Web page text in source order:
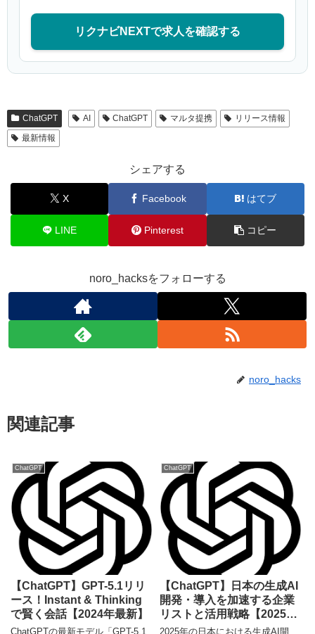
リクナビNEXTで求人を確認する
ChatGPT AI ChatGPT マルタ提携
リリース情報
最新情報
シェアする
X Facebook はてブ
LINE Pinterest コピー
noro_hacksをフォローする
noro_hacks
関連記事
ChatGPT
【ChatGPT】GPT-5.1リリ
ース！Instant & Thinking
で賢く会話【2024年最新】
ChatGPTの最新モデル「GPT-5.1
ChatGPT
【ChatGPT】日本の生成AI
開発・導入を加速する企業
リストと活用戦略【2025年
最新】
2025年の日本における生成AI開